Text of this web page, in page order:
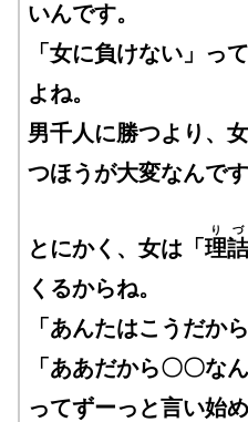
いんです。
「女に負けない」っ
よね。
男千人に勝つより、
つほうが大変なんです
とにかく、女は「 理詰
りづ
くるからね。
「あんたはこうだか
「ああだから〇〇なん
ってずーっと言い始